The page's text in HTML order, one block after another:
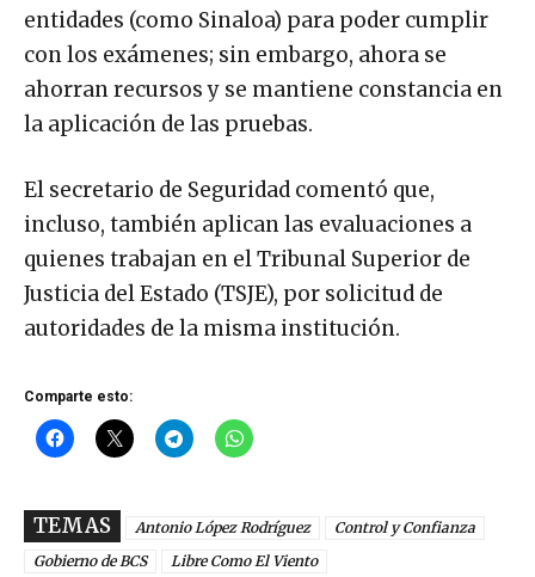
entidades (como Sinaloa) para poder cumplir
con los exámenes; sin embargo, ahora se
ahorran recursos y se mantiene constancia en
la aplicación de las pruebas.
El secretario de Seguridad comentó que,
incluso, también aplican las evaluaciones a
quienes trabajan en el Tribunal Superior de
Justicia del Estado (TSJE), por solicitud de
autoridades de la misma institución.
Comparte esto:
TEMAS Antonio López Rodríguez
Control y Confianza
Gobierno de BCS
Libre Como El Viento